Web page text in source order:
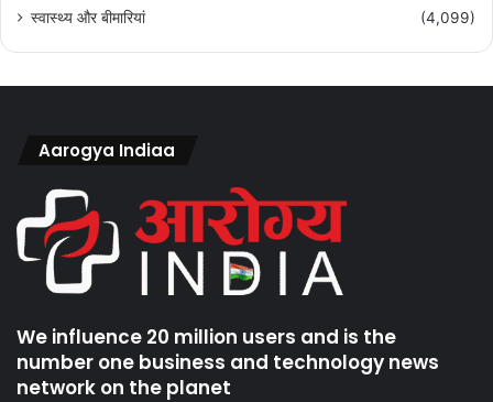
स्वास्थ्य और बीमारियां (4,099)
Aarogya Indiaa
We influence 20 million users and is the
number one business and technology news
network on the planet